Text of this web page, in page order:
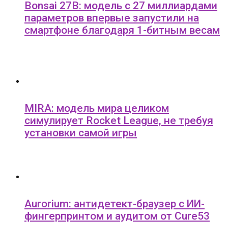
Bonsai 27B: модель с 27 миллиардами
параметров впервые запустили на
смартфоне благодаря 1-битным весам
MIRA: модель мира целиком
симулирует Rocket League, не требуя
установки самой игры
Aurorium: антидетект-браузер с ИИ-
фингерпринтом и аудитом от Cure53